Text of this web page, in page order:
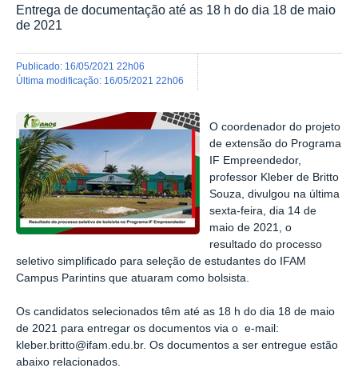
Entrega de documentação até as 18 h do dia 18 de maio
de 2021
publicado: 16/05/2021 22h06
última modificação: 16/05/2021 22h06
O coordenador do projeto
de extensão do Programa
IF Empreendedor,
professor Kleber de Britto
Souza, divulgou na última
sexta-feira, dia 14 de
maio de 2021, o
resultado do processo
seletivo simplificado para seleção de estudantes do IFAM
Campus Parintins que atuaram como bolsista.
Os candidatos selecionados têm até as 18 h do dia 18 de maio
de 2021 para entregar os documentos via o e-mail:
kleber.britto@ifam.edu.br. Os documentos a ser entregue estão
abaixo relacionados.